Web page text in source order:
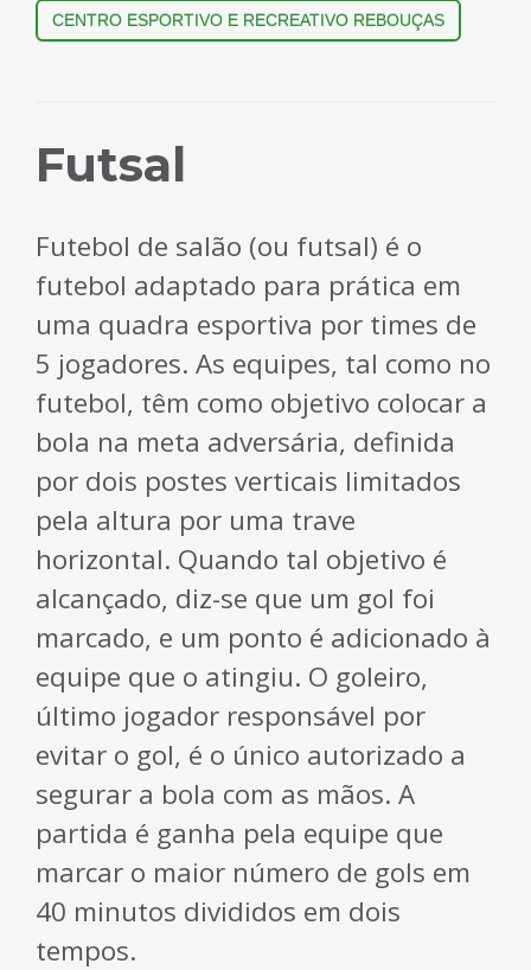
CENTRO ESPORTIVO E RECREATIVO REBOUÇAS
Futsal
Futebol de salão (ou futsal) é o
futebol adaptado para prática em
uma quadra esportiva por times de
5 jogadores. As equipes, tal como no
futebol, têm como objetivo colocar a
bola na meta adversária, definida
por dois postes verticais limitados
pela altura por uma trave
horizontal. Quando tal objetivo é
alcançado, diz-se que um gol foi
marcado, e um ponto é adicionado à
equipe que o atingiu. O goleiro,
último jogador responsável por
evitar o gol, é o único autorizado a
segurar a bola com as mãos. A
partida é ganha pela equipe que
marcar o maior número de gols em
40 minutos divididos em dois
tempos.